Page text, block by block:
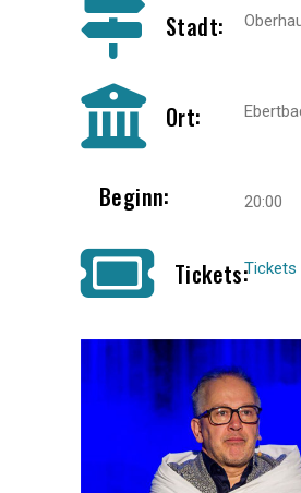
Stadt:
Ort:
Beginn: 20:00
Tickets:Tickets